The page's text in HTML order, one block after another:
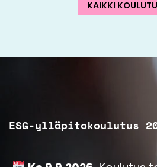
KAIKKI
ESG-ylläpitokoulutus